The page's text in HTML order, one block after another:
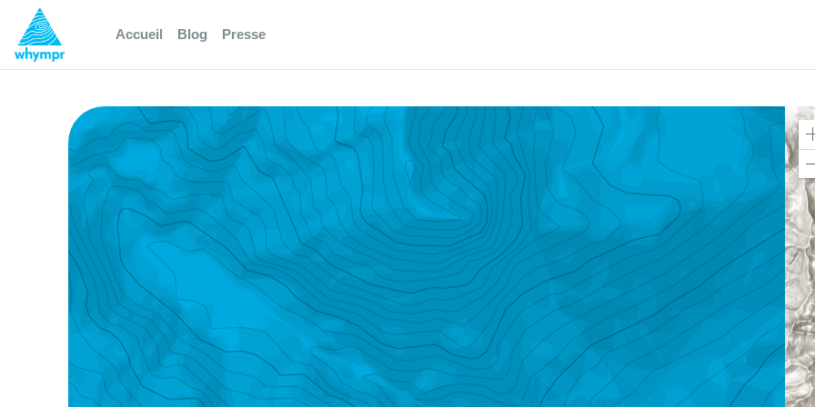
Accueil Blog Presse